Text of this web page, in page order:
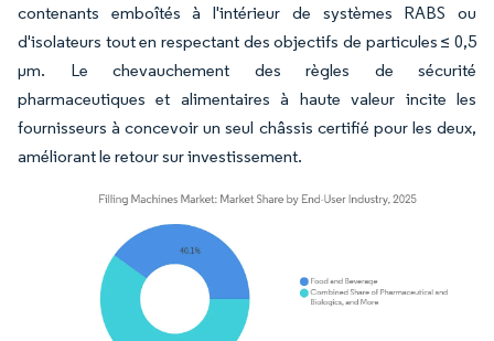
contenants emboîtés à l'intérieur de systèmes RABS ou
d'isolateurs tout en respectant des objectifs de particules ≤ 0,5
µm. Le chevauchement des règles de sécurité
pharmaceutiques et alimentaires à haute valeur incite les
fournisseurs à concevoir un seul châssis certifié pour les deux,
améliorant le retour sur investissement.